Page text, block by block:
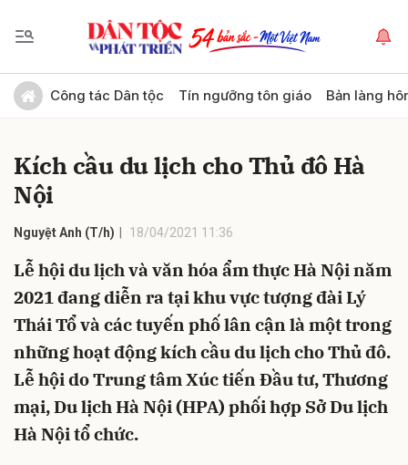
Công tác Dân tộc Tín ngưỡng tôn giáo Bản làng
Kích cầu du lịch cho Thủ đô Hà
Nội
Nguyệt Anh (T/h) 18/04/2021 11:36
Lễ hội du lịch và văn hóa ẩm thực Hà Nội năm
2021 đang diễn ra tại khu vực tượng đài Lý
Thái Tổ và các tuyến phố lân cận là một trong
những hoạt động kích cầu du lịch cho Thủ đô.
Lễ hội do Trung tâm Xúc tiến Đầu tư, Thương
mại, Du lịch Hà Nội (HPA) phối hợp Sở Du lịch
Hà Nội tổ chức.
Gửi bình luận
Hủy Gửi